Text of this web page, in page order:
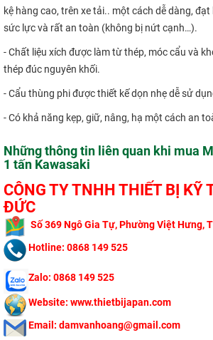
kệ hàng cao, trên xe tải.. một cách dễ dàng, đạt
sức lực và rất an toàn (không bị nứt cạnh…).
- Chất liệu xích được làm từ thép, móc cẩu và
thép đúc nguyên khối.
- Cẩu thùng phi được thiết kế dọn nhẹ dễ sử
- Có khả năng kẹp, giữ, nâng, hạ một cách an
Những thông tin liên quan khi mua
1 tấn Kawasaki
CÔNG TY TNHH THIẾT BỊ KỸ
ĐỨC
Số 369 Ngô Gia Tự, Phường Việt Hưng,
Hotline: 0868 149 525
Zalo: 0868 149 525
Website: www.thietbijapan.com
Email: damvanhoang@gmail.com